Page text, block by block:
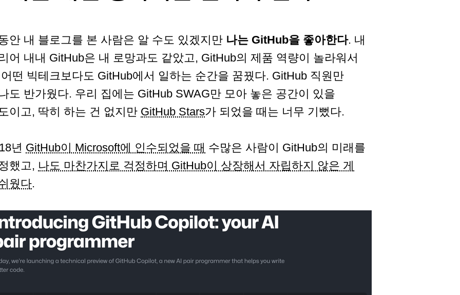
안 내 블로그를 본 사람은 알 수도 있겠지만 나는 GitHub을 좋아한다. 내
어 내내 GitHub은 내 로망과도 같았고, GitHub의 제품 역량이 놀라워서
떤 빅테크보다도 GitHub에서 일하는 순간을 꿈꿨다. GitHub 직원만
도 반가웠다. 우리 집에는 GitHub SWAG만 모아 놓은 공간이 있을
이고, 딱히 하는 건 없지만 GitHub Stars가 되었을 때는 너무 기뻤다.
년 GitHub이 Microsoft에 인수되었을 때 수많은 사람이 GitHub의 미래를
했고, 나도 마찬가지로 걱정하며 GitHub이 상장해서 자립하지 않은 게
웠다.